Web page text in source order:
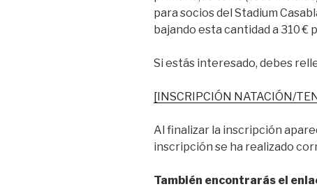
para socios del Stadium
bajando esta cantidad a 310 €
Si estás interesado, debes
[INSCRIPCIÓN NATACIÓN/
Al finalizar la inscripción
inscripción se ha realizado
También encontrarás el